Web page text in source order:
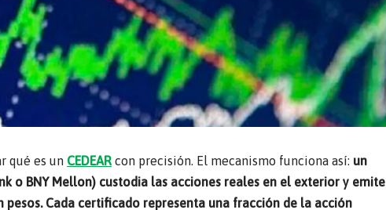
qué es un CEDEAR con precisión. El mecanismo funciona así: un
o BNY Mellon) custodia las acciones reales en el exterior y emite
Cada certificado representa una fracción de la acción